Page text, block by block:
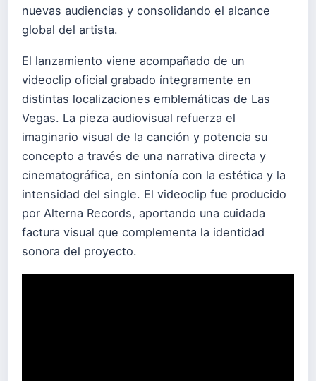
nuevas audiencias y consolidando el alcance
global del artista.
El lanzamiento viene acompañado de un
videoclip oficial grabado íntegramente en
distintas localizaciones emblemáticas de Las
Vegas. La pieza audiovisual refuerza el
imaginario visual de la canción y potencia su
concepto a través de una narrativa directa y
cinematográfica, en sintonía con la estética y la
intensidad del single. El videoclip fue producido
por Alterna Records, aportando una cuidada
factura visual que complementa la identidad
sonora del proyecto.